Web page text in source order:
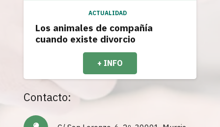
ACTUALIDAD
Los animales de compañía
cuando existe divorcio
+ INFO
Contacto: